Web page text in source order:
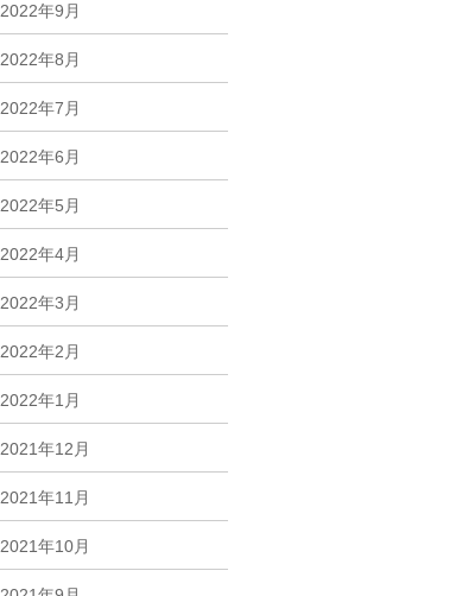
2022年9月
2022年8月
2022年7月
2022年6月
2022年5月
2022年4月
2022年3月
2022年2月
2022年1月
2021年12月
2021年11月
2021年10月